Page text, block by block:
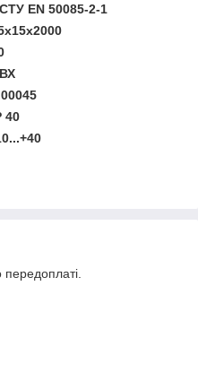
EN 50085-2-1
40
передоплаті.